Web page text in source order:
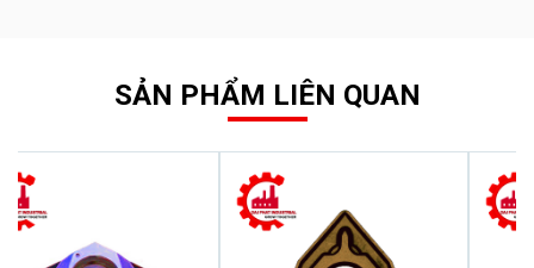
SẢN PHẨM LIÊN QUAN